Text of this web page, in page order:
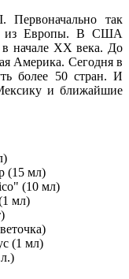
Первоначально так
из Европы. В США
в начале XX века. До
Америка. Сегодня в
более 50 стран. И
и ближайшие
(15 мл)
(10 мл)
мл)
(1 мл)